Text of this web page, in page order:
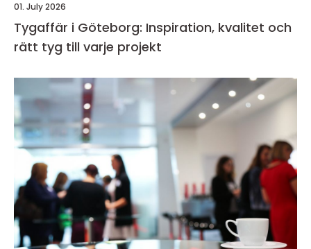
01. July 2026
Tygaffär i Göteborg: Inspiration, kvalitet och
rätt tyg till varje projekt